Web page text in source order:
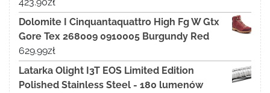
Dolomite I Cinquantaquattro High Fg W Gtx
Gore Tex 268009 0910005 Burgundy Red
629.99zł
Latarka Olight I3T EOS Limited Edition
Polished Stainless Steel - 180 lumenów